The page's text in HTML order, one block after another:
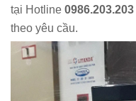
tại Hotline 0986.203.203
theo yêu cầu.